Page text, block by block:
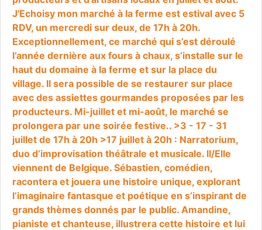
J'Echoisy mon marché à la ferme est estival avec 5
RDV, un mercredi sur deux, de 17h à 20h.
Exceptionnellement, ce marché qui s’est déroulé
l’année dernière aux fours à chaux, s’installe sur le
haut du domaine à la ferme et sur la place du
village. Il sera possible de se restaurer sur place
avec des assiettes gourmandes proposées par les
producteurs. Mi-juillet et mi-août, le marché se
prolongera par une soirée festive.. >3 - 17 - 31
juillet de 17h à 20h >17 juillet à 20h : Narratorium,
duo d’improvisation théâtrale et musicale. Il/Elle
viennent de Belgique. Sébastien, comédien,
racontera et jouera une histoire unique, explorant
l’imaginaire fantasque et poétique en s’inspirant de
grands thèmes donnés par le public. Amandine,
pianiste et chanteuse, illustrera cette histoire et lui